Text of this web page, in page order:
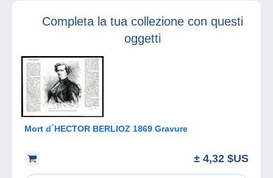
Completa la tua collezione con questi
oggetti
Mort d´HECTOR BERLIOZ 1869 Gravure
± 4,32 $US